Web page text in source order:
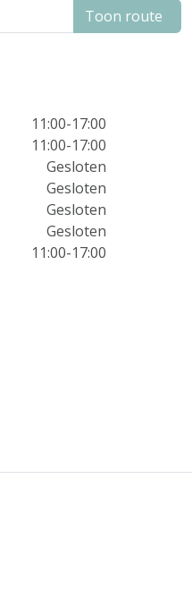
Toon route
11:00-17:00
11:00-17:00
Gesloten
Gesloten
Gesloten
Gesloten
11:00-17:00